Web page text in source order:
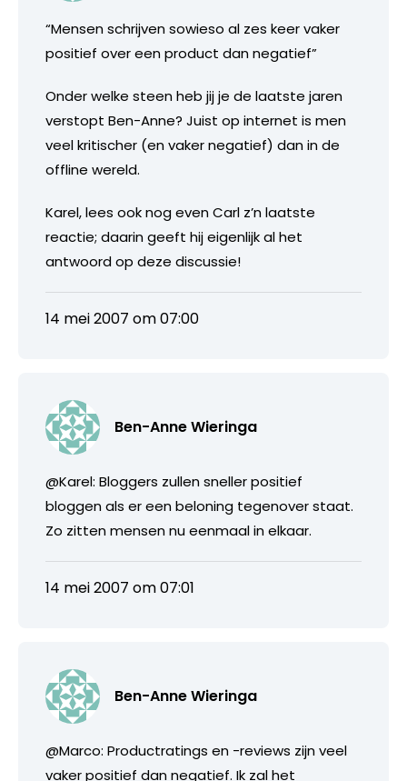
“Mensen schrijven sowieso al zes keer vaker
positief over een product dan negatief”
Onder welke steen heb jij je de laatste jaren
verstopt Ben-Anne? Juist op internet is men
veel kritischer (en vaker negatief) dan in de
offline wereld.
Karel, lees ook nog even Carl z’n laatste
reactie; daarin geeft hij eigenlijk al het
antwoord op deze discussie!
14 mei 2007 om 07:00
Ben-Anne Wieringa
@Karel: Bloggers zullen sneller positief
bloggen als er een beloning tegenover staat.
Zo zitten mensen nu eenmaal in elkaar.
14 mei 2007 om 07:01
Ben-Anne Wieringa
@Marco: Productratings en -reviews zijn veel
vaker positief dan negatief. Ik zal het